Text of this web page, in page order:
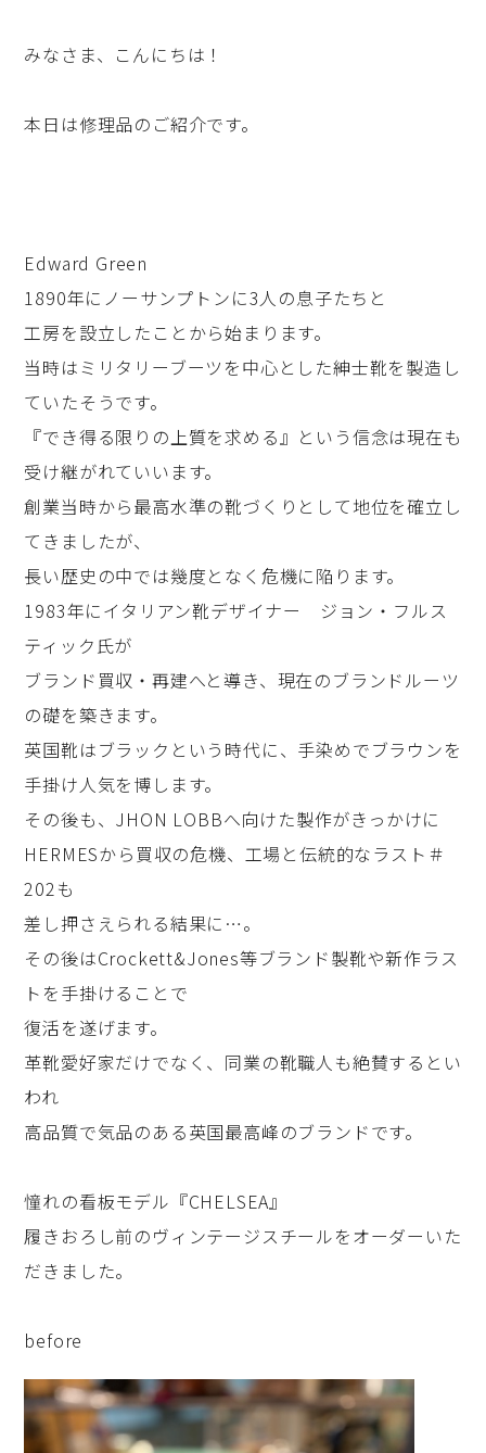
みなさま、こんにちは！
本日は修理品のご紹介です。
Edward Green
1890年にノーサンプトンに3人の息子たちと
工房を設立したことから始まります。
当時はミリタリーブーツを中心とした紳士靴を製造し
ていたそうです。
『でき得る限りの上質を求める』という信念は現在も
受け継がれていいます。
創業当時から最高水準の靴づくりとして地位を確立し
てきましたが、
長い歴史の中では幾度となく危機に陥ります。
1983年にイタリアン靴デザイナー ジョン・フルス
ティック氏が
ブランド買収・再建へと導き、現在のブランドルーツ
の礎を築きます。
英国靴はブラックという時代に、手染めでブラウンを
手掛け人気を博します。
その後も、JHON LOBBへ向けた製作がきっかけに
HERMESから買収の危機、工場と伝統的なラスト＃
202も
差し押さえられる結果に…。
その後はCrockett&Jones等ブランド製靴や新作ラス
トを手掛けることで
復活を遂げます。
革靴愛好家だけでなく、同業の靴職人も絶賛するとい
われ
高品質で気品のある英国最高峰のブランドです。
憧れの看板モデル『CHELSEA』
履きおろし前のヴィンテージスチールをオーダーいた
だきました。
before